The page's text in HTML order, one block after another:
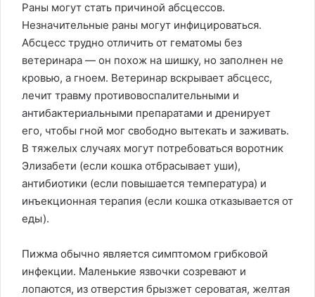
Раны могут стать причиной абсцессов.
Незначительные раны могут инфицироваться.
Абсцесс трудно отличить от гематомы без
ветеринара — он похож на шишку, но заполнен не
кровью, а гноем. Ветеринар вскрывает абсцесс,
лечит травму противовоспалительными и
антибактериальными препаратами и дренирует
его, чтобы гной мог свободно вытекать и заживать.
В тяжелых случаях могут потребоваться воротник
Элизабети (если кошка отбрасывает уши),
антибиотики (если повышается температура) и
инъекционная терапия (если кошка отказывается от
еды).
Пижма обычно является симптомом грибковой
инфекции. Маленькие язвочки созревают и
лопаются, из отверстия брызжет сероватая, желтая